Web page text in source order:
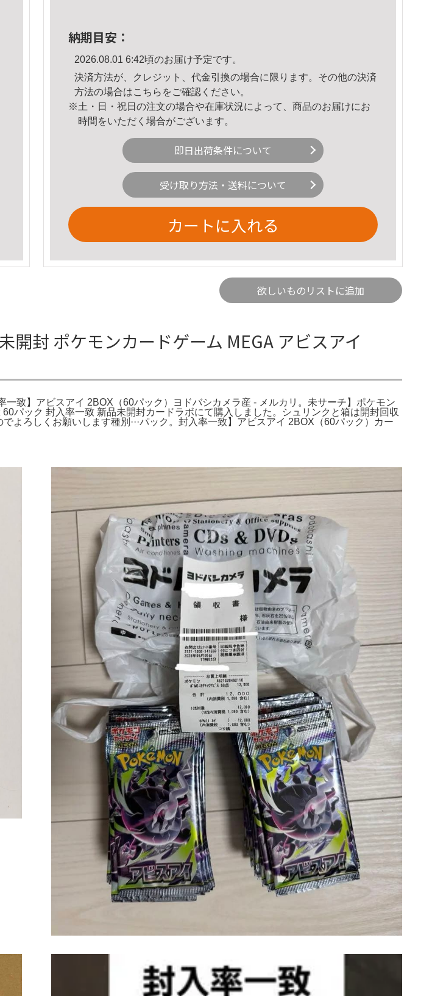
納期目安：
2026.08.01 6:42頃のお届け予定です。
決済方法が、クレジット、代金引換の場合に限ります。その他の決済
方法の場合はこちら をご確認ください。
※土・日・祝日の注文の場合や在庫状況によって、商品のお届けにお
時間をいただく場合がございます。
即日出荷条件について
受け取り方法・送料について
カートに入れる
欲しいものリストに追加
開封 ポケモンカードゲーム MEGA アビスアイ
致】アビスアイ 2BOX（60パック）ヨドバシカメラ産 - メルカリ。未サーチ】ポケモン
パック 封入率一致 新品未開封カードラボにて購入しました。シュリンクと箱は開封回収
よろしくお願いします種別···パック。封入率一致】アビスアイ 2BOX（60パック）カー